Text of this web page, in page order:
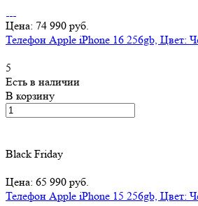
Цена: 74 990 руб.
Телефон Apple iPhone 16 256gb, Цвет:
5
Есть в наличии
В корзину
Black Friday
Цена: 65 990 руб.
Телефон Apple iPhone 15 256gb, Цвет: